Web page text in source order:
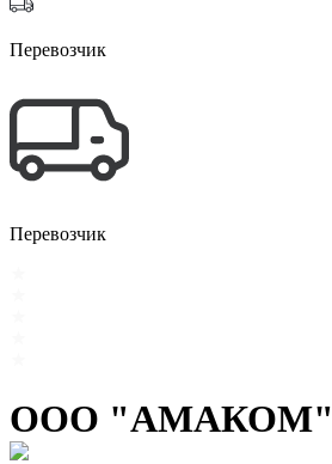
Перевозчик
Перевозчик
ООО "АМАКОМ"